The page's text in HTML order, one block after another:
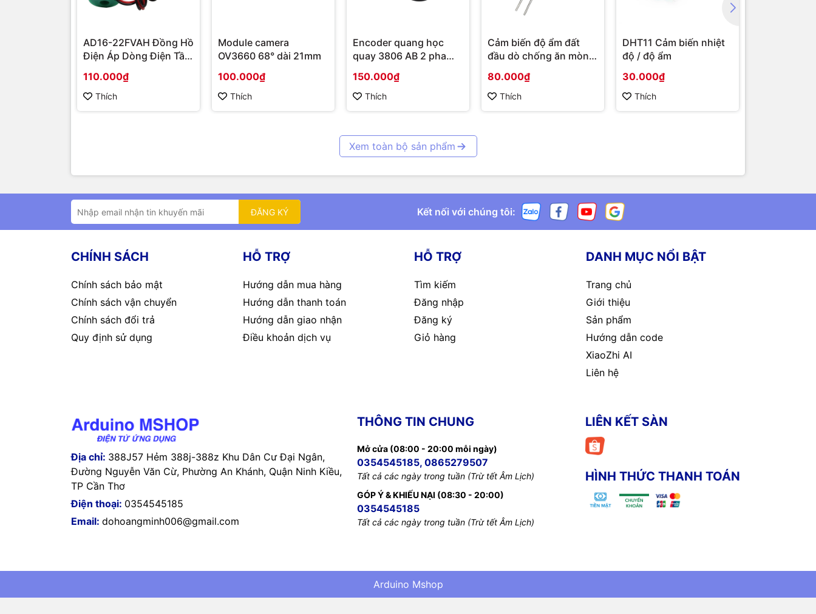
AD16-22FVAH Đồng Hồ
Điện Áp Dòng Điện Tần
110.000₫
Thích
Module camera
OV3660 68° dài 21mm
100.000₫
Thích
Encoder quang học
quay 3806 AB 2 pha
150.000₫
Thích
Cảm biến độ ẩm đất
đầu dò chống ăn mòn
Corrosion Resistance
Probe
80.000₫
Thích
DHT11 Cảm biến nhiệt
độ / độ ẩm
30.000₫
Thích
Xem toàn bộ sản phẩm
ĐĂNG KÝ Kết nối với chúng tôi:
CHÍNH SÁCH
Chính sách bảo mật
Chính sách vận chuyển
Chính sách đổi trả
Quy định sử dụng
HỖ TRỢ
Hướng dẫn mua hàng
Hướng dẫn thanh toán
Hướng dẫn giao nhận
Điều khoản dịch vụ
HỖ TRỢ
Tìm kiếm
Đăng nhập
Đăng ký
Giỏ hàng
DANH MỤC NỔI BẬT
Trang chủ
Giới thiệu
Sản phẩm
Hướng dẫn code
XiaoZhi AI
Liên hệ
Địa chỉ: 388J57 Hẻm 388j-388z Khu Dân Cư Đại Ngân,
Đường Nguyễn Văn Cừ, Phường An Khánh, Quận Ninh Kiều,
TP Cần Thơ
Điện thoại: 0354545185
Email: dohoangminh006@gmail.com
THÔNG TIN CHUNG
Mở cửa (08:00 - 20:00 mỗi ngày)
0354545185, 0865279507
Tất cả các ngày trong tuần (Trừ tết Âm Lịch)
GÓP Ý & KHIẾU NẠI (08:30 - 20:00)
0354545185
Tất cả các ngày trong tuần (Trừ tết Âm Lịch)
LIÊN KẾT SÀN
HÌNH THỨC THANH TOÁN
Arduino Mshop